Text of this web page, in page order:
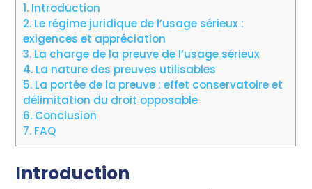
1. Introduction
2. Le régime juridique de l’usage sérieux :
exigences et appréciation
3. La charge de la preuve de l’usage sérieux
4. La nature des preuves utilisables
5. La portée de la preuve : effet conservatoire et
délimitation du droit opposable
6. Conclusion
7. FAQ
Introduction